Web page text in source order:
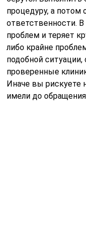
процедуру, а потом
ответственности. В
проблем и теряет
либо крайне
подобной
проверенные
Иначе вы рискуете
имели до обращения